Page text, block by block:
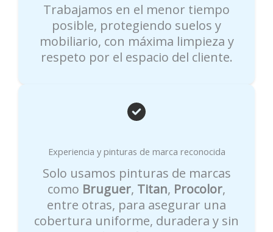
Trabajamos en el menor tiempo
posible, protegiendo suelos y
mobiliario, con máxima limpieza y
respeto por el espacio del cliente.
Experiencia y pinturas de marca reconocida
Solo usamos pinturas de marcas
como Bruguer, Titan, Procolor,
entre otras, para asegurar una
cobertura uniforme, duradera y sin